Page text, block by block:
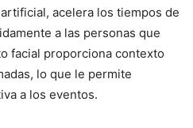
acelera los tiempos de
a las personas que
facial proporciona contexto
lo que le permite
a los eventos.